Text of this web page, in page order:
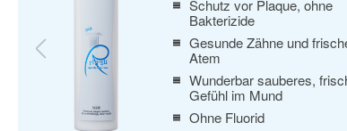
Schutz vor Plaque, ohne
Bakterizide
Gesunde Zähne und
Atem
Wunderbar sauberes,
Gefühl im Mund
Ohne Fluorid